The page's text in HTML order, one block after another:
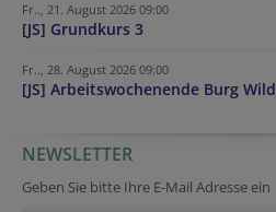
Fr.., 21. August 2026 09:00
[JS] Grundkurs 3
Fr.., 28. August 2026 09:00
[JS] Arbeitswochenende Burg
Secondary phone
Tracking ID
Verification code
URL
Company website
Homepage
Verification code
NEWSLETTER
Geben Sie bitte Ihre E-Mail Adresse ein